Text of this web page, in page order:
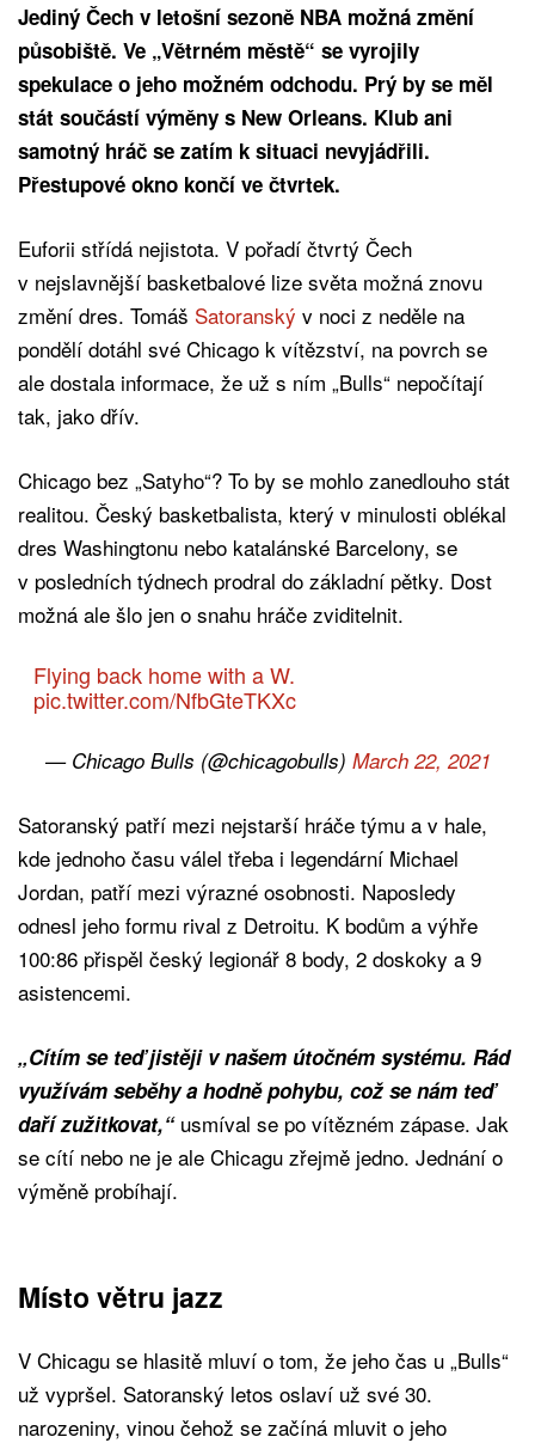
Jediný Čech v letošní sezoně NBA možná změní
působiště. Ve „Větrném městě“ se vyrojily
spekulace o jeho možném odchodu. Prý by se měl
stát součástí výměny s New Orleans. Klub ani
samotný hráč se zatím k situaci nevyjádřili.
Přestupové okno končí ve čtvrtek.
Euforii střídá nejistota. V pořadí čtvrtý Čech
v nejslavnější basketbalové lize světa možná znovu
změní dres. Tomáš Satoranský v noci z neděle na
pondělí dotáhl své Chicago k vítězství, na povrch se
ale dostala informace, že už s ním „Bulls“ nepočítají
tak, jako dřív.
Chicago bez „Satyho“? To by se mohlo zanedlouho stát
realitou. Český basketbalista, který v minulosti oblékal
dres Washingtonu nebo katalánské Barcelony, se
v posledních týdnech prodral do základní pětky. Dost
možná ale šlo jen o snahu hráče zviditelnit.
Flying back home with a W.
pic.twitter.com/NfbGteTKXc
— Chicago Bulls (@chicagobulls) March 22, 2021
Satoranský patří mezi nejstarší hráče týmu a v hale,
kde jednoho času válel třeba i legendární Michael
Jordan, patří mezi výrazné osobnosti. Naposledy
odnesl jeho formu rival z Detroitu. K bodům a výhře
100:86 přispěl český legionář 8 body, 2 doskoky a 9
asistencemi.
„Cítím se teď jistěji v našem útočném systému. Rád
využívám seběhy a hodně pohybu, což se nám teď
daří zužitkovat,“usmíval se po vítězném zápase. Jak
se cítí nebo ne je ale Chicagu zřejmě jedno. Jednání o
výměně probíhají.
Místo větru jazz
V Chicagu se hlasitě mluví o tom, že jeho čas u „Bulls“
už vypršel. Satoranský letos oslaví už své 30.
narozeniny, vinou čehož se začíná mluvit o jeho